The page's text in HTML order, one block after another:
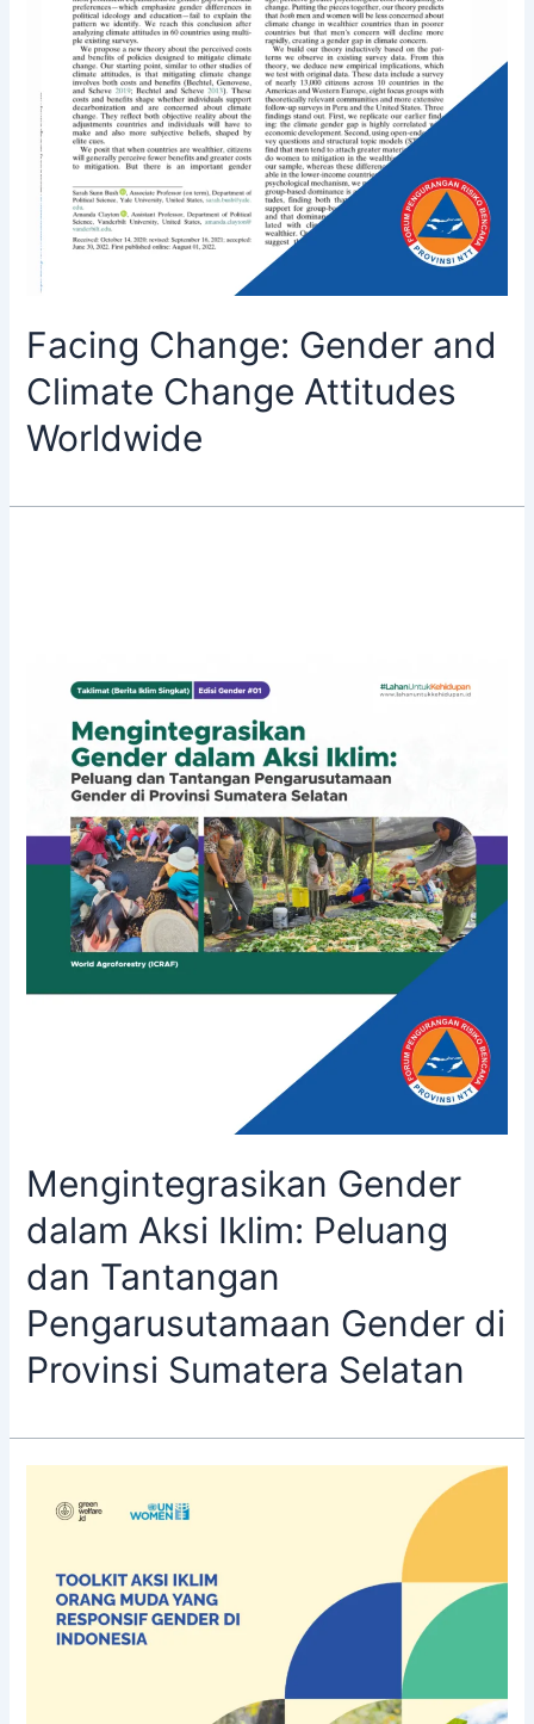
Facing Change: Gender and
Climate Change Attitudes
Worldwide
Mengintegrasikan Gender
dalam Aksi Iklim: Peluang
dan Tantangan
Pengarusutamaan Gender di
Provinsi Sumatera Selatan